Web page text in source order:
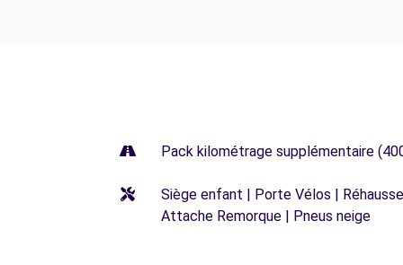
Pack kilométrage supplémentaire
Siège enfant | Porte Vélos |
Attache Remorque | Pneus neige